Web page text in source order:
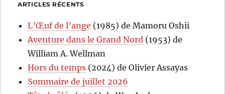
ARTICLES RÉCENTS
L’Œuf de l’ange (1985) de Mamoru Oshii
Aventure dans le Grand Nord (1953) de
William A. Wellman
Hors du temps (2024) de Olivier Assayas
Sommaire de juillet 2026